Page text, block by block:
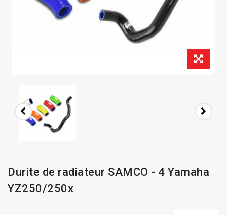
Durite de radiateur SAMCO - 4 Yamaha
YZ250/250x